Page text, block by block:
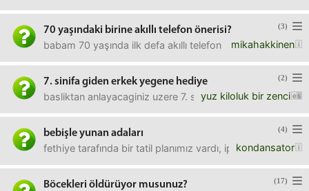
(3)
70 yaşındaki birine akıllı telefon önerisi?
mikahakkinen
babam 70 yaşında ilk defa akıllı telefon kullanacak.
(2)
7. sinifa giden erkek yegene hediye
yuz kiloluk bir zenci
basliktan anlayacaginiz uzere 7. sinifa basliyan bir
(4)
bebişle yunan adaları
kondansator
fethiye tarafında bir tatil planımız vardı, iptal olunca
(17)
Böcekleri öldürüyor musunuz?